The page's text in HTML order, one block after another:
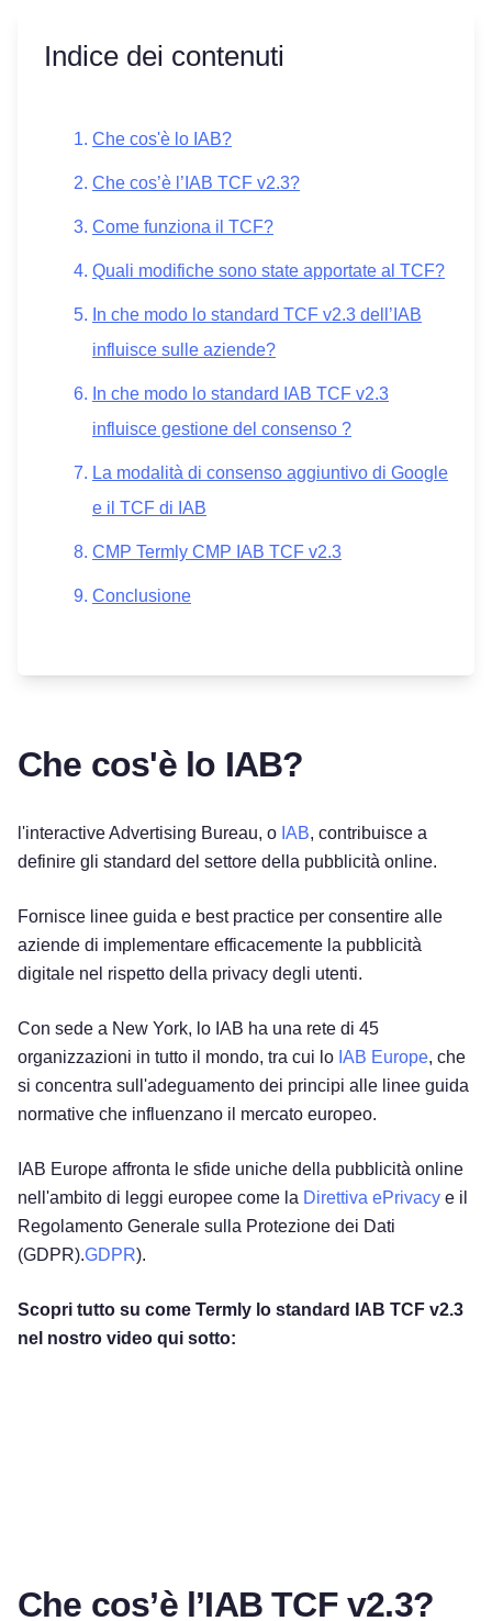
Indice dei contenuti
Che cos'è lo IAB?
Che cos’è l’IAB TCF v2.3?
Come funziona il TCF?
Quali modifiche sono state apportate al TCF?
In che modo lo standard TCF v2.3 dell’IAB
influisce sulle aziende?
In che modo lo standard IAB TCF v2.3
influisce gestione del consenso ?
La modalità di consenso aggiuntivo di Google
e il TCF di IAB
CMP Termly CMP IAB TCF v2.3
Conclusione
Che cos'è lo IAB?
l'interactive Advertising Bureau, o IAB, contribuisce a
definire gli standard del settore della pubblicità online.
Fornisce linee guida e best practice per consentire alle
aziende di implementare efficacemente la pubblicità
digitale nel rispetto della privacy degli utenti.
Con sede a New York, lo IAB ha una rete di 45
organizzazioni in tutto il mondo, tra cui lo IAB Europe, che
si concentra sull'adeguamento dei principi alle linee guida
normative che influenzano il mercato europeo.
IAB Europe affronta le sfide uniche della pubblicità online
nell'ambito di leggi europee come la Direttiva ePrivacy e il
Regolamento Generale sulla Protezione dei Dati
(GDPR).GDPR).
Scopri tutto su come Termly lo standard IAB TCF v2.3
nel nostro video qui sotto:
Che cos’è l’IAB TCF v2.3?